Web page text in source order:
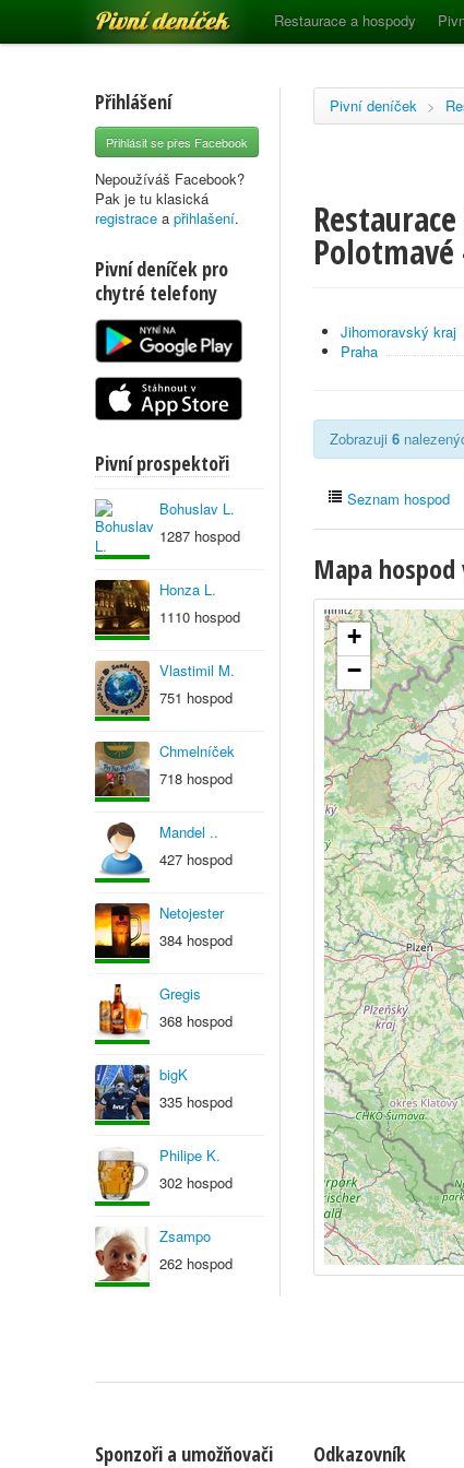
Pivní deníček Restaurace a hospody
Přihlášení
Přihlásit se přes Facebook
Nepoužíváš Facebook?
Pak je tu klasická
registrace a přihlašení.
Pivní deníček pro
chytré telefony
Pivní prospektoři
Bohuslav L.
1287 hospod
Honza L.
1110 hospod
Vlastimil M.
751 hospod
Chmelníček
718 hospod
Mandel ..
427 hospod
Netojester
384 hospod
Gregis
368 hospod
bigK
335 hospod
Philipe K.
302 hospod
Zsampo
262 hospod
Pivní deníček >
Polotmavé
Jihomoravský kraj
Praha
Zobrazuji 6
Seznam hospod
Mapa
+
−
Sponzoři a umožňovači Odkazovník